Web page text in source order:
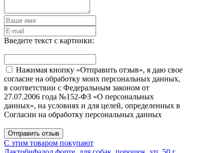
Введите текст с картинки:
Нажимая кнопку «Отправить отзыв», я даю свое
согласие на обработку моих персональных данных,
в соответствии с Федеральным законом от
27.07.2006 года №152-ФЗ «О персональных
данных», на условиях и для целей, определенных в
Согласии на обработку персональных данных
Отправить отзыв
С этим товаром покупают